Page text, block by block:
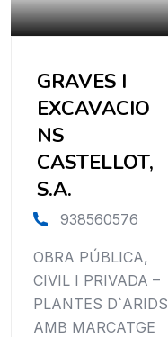
GRAVES I
EXCAVACIO
NS
CASTELLOT,
S.A.
938560576
OBRA PÚBLICA,
CIVIL I PRIVADA –
PLANTES D`ARIDS
AMB MARCATGE